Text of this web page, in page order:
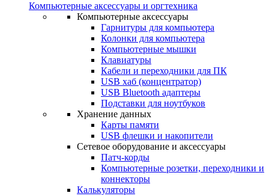
Компьютерные аксессуары и оргтехника
Компьютерные аксессуары
Гарнитуры для компьютера
Колонки для компьютера
Компьютерные мышки
Клавиатуры
Кабели и переходники для ПК
USB хаб (концентратор)
USB Bluetooth адаптеры
Подставки для ноутбуков
Хранение данных
Карты памяти
USB флешки и накопители
Сетевое оборудование и аксессуары
Патч-корды
Компьютерные розетки, переходники и
коннекторы
Калькуляторы